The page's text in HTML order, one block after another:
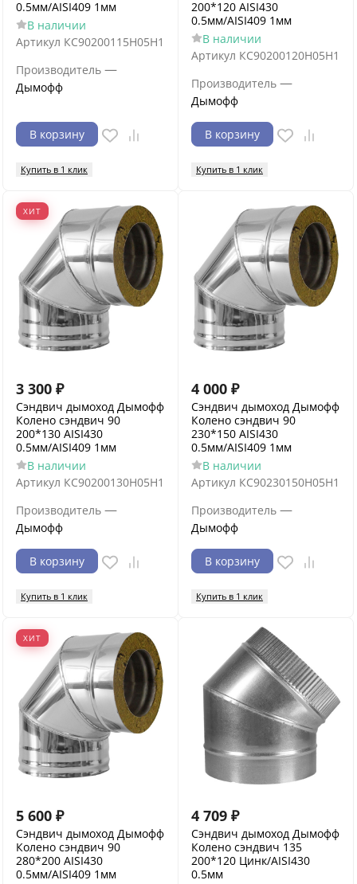
0.5мм/AISI409 1мм
В наличии
Артикул КС90200115Н05Н1
Производитель —
Дымофф
В корзину
Купить в 1 клик
200*120 AISI430
0.5мм/AISI409 1мм
В наличии
Артикул КС90200120Н05Н1
Производитель —
Дымофф
В корзину
Купить в 1 клик
ХИТ
3 300 ₽
Сэндвич дымоход Дымофф
Колено сэндвич 90
200*130 AISI430
0.5мм/AISI409 1мм
В наличии
Артикул КС90200130Н05Н1
Производитель —
Дымофф
В корзину
Купить в 1 клик
4 000 ₽
Сэндвич дымоход Дымофф
Колено сэндвич 90
230*150 AISI430
0.5мм/AISI409 1мм
В наличии
Артикул КС90230150Н05Н1
Производитель —
Дымофф
В корзину
Купить в 1 клик
ХИТ
5 600 ₽
Сэндвич дымоход Дымофф
Колено сэндвич 90
280*200 AISI430
0.5мм/AISI409 1мм
4 709 ₽
Сэндвич дымоход Дымофф
Колено сэндвич 135
200*120 Цинк/AISI430
0.5мм